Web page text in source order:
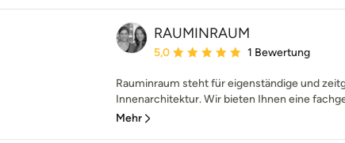
RAUMINRAUM
Durchschnittliche Bewertung: 5 von 5
5,0 1 Bewertung
Rauminraum steht für eigenständige und
Innenarchitektur. Wir bieten Ihnen eine
Mehr